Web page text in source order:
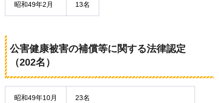
昭和49年2月 13名
公害健康被害の補償等に関する法律認定
（202名）
昭和49年10月 23名